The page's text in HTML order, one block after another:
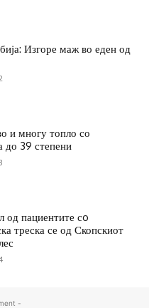
Изгоре маж во еден од
и многу топло со
до 39 степени
од пациентите сo
треска се од Скопскиот
-